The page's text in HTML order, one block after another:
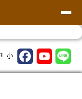
小